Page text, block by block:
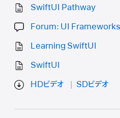
SwiftUI Pathway
Forum: UI Frameworks
Learning SwiftUI
SwiftUI
HDビデオ
SDビデオ